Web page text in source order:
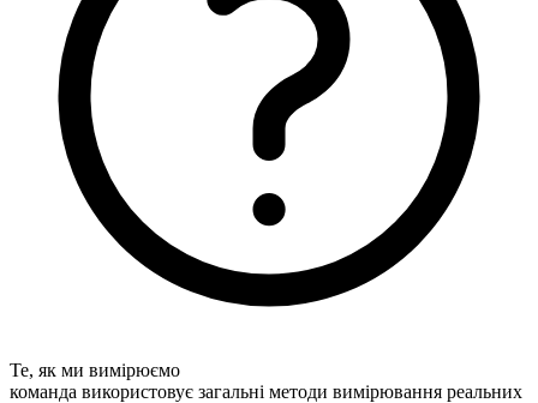
Те, як ми вимірюємо
команда використовує загальні методи вимірювання реальних